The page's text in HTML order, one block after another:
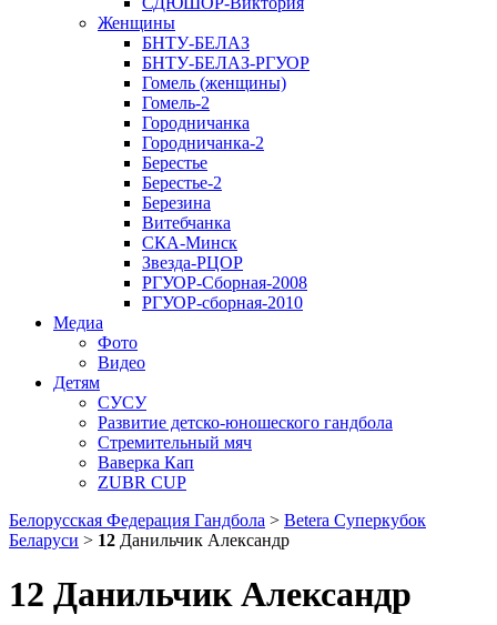
Женщины
БНТУ-БЕЛАЗ
БНТУ-БЕЛАЗ-РГУОР
Гомель (женщины)
Гомель-2
Городничанка
Городничанка-2
Берестье
Берестье-2
Березина
Витебчанка
СКА-Минск
Звезда-РЦОР
РГУОР-Сборная-2008
РГУОР-сборная-2010
Медиа
Фото
Видео
Детям
СУСУ
Развитие детско-юношеского гандбола
Стремительный мяч
Ваверка Кап
ZUBR CUP
Белорусская Федерация Гандбола > Betera Суперкубок
Беларуси > 12 Данильчик Александр
12 Данильчик Александр